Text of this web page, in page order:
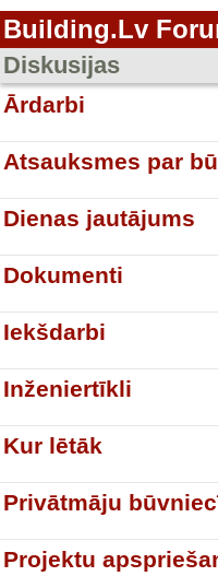
Building.Lv
Diskusijas
Ārdarbi
Atsauksmes par
Dienas jautājums
Dokumenti
Iekšdarbi
Inženiertīkli
Kur lētāk
Privātmāju
Projektu